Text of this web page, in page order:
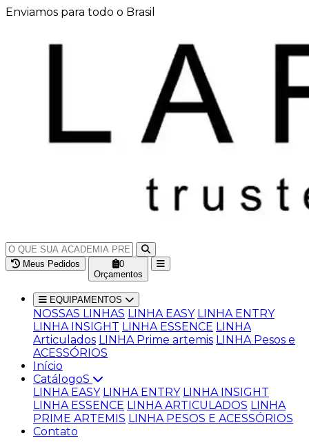
Enviamos para todo o Brasil
Meus Pedidos
0
Orçamentos
EQUIPAMENTOS
NOSSAS LINHAS LINHA EASY LINHA ENTRY
LINHA INSIGHT LINHA ESSENCE LINHA
Articulados LINHA Prime artemis LINHA Pesos e
ACESSÓRIOS
Início
CatálogoS
LINHA EASY LINHA ENTRY LINHA INSIGHT
LINHA ESSENCE LINHA ARTICULADOS LINHA
PRIME ARTEMIS LINHA PESOS E ACESSÓRIOS
Contato